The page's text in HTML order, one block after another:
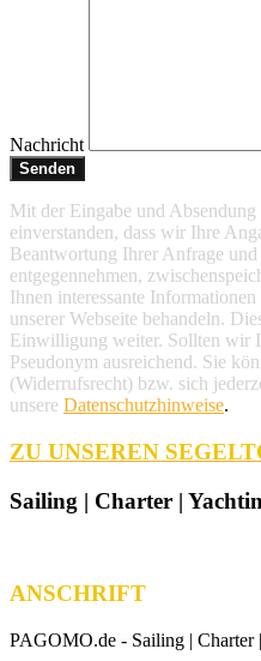
Nachricht
Mit der Eingabe und
einverstanden, dass wir Ihre
Beantwortung Ihrer Anfrage
entgegennehmen,
Ihnen interessante
unserer Webseite behandeln.
Einwilligung weiter. Sollten wir
Pseudonym ausreichend. Sie
(Widerrufsrecht) bzw. sich
unsere Datenschutzhinweise.
ZU UNSEREN
Sailing | Charter |
ANSCHRIFT
PAGOMO.de - Sailing | Charter